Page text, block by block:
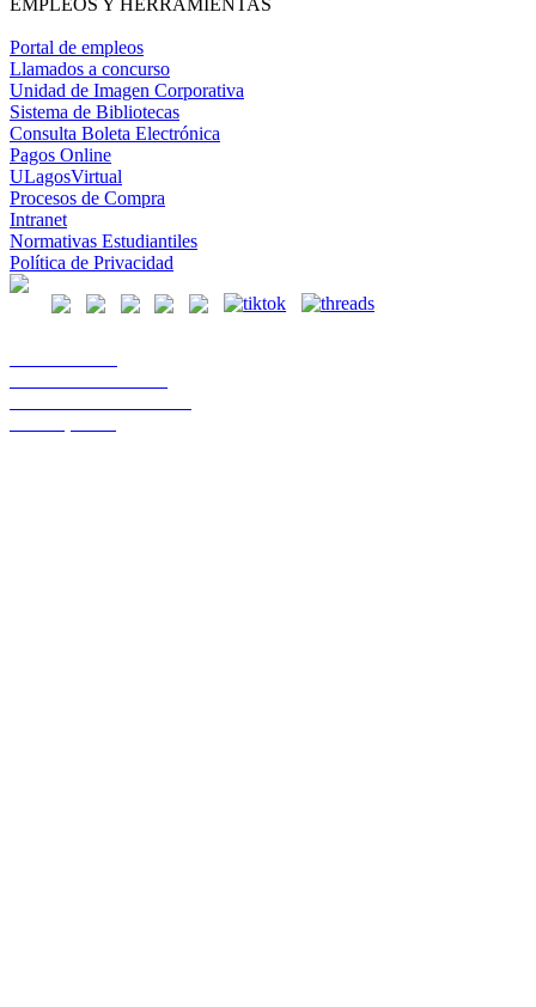
EMPLEOS Y HERRAMIENTAS
Portal de empleos
Llamados a concurso
Unidad de Imagen Corporativa
Sistema de Bibliotecas
Consulta Boleta Electrónica
Pagos Online
ULagosVirtual
Procesos de Compra
Intranet
Normativas Estudiantiles
Política de Privacidad